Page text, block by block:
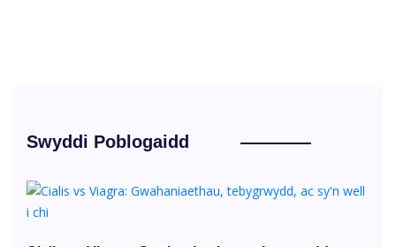
Swyddi Poblogaidd